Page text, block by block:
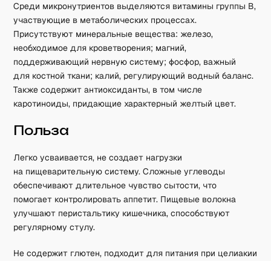
Среди микронутриентов выделяются витамины группы B,
участвующие в метаболических процессах.
Присутствуют минеральные вещества: железо,
необходимое для кроветворения; магний,
поддерживающий нервную систему; фосфор, важный
для костной ткани; калий, регулирующий водный баланс.
Также содержит антиоксиданты, в том числе
каротиноиды, придающие характерный желтый цвет.
Польза
Легко усваивается, не создает нагрузки
на пищеварительную систему. Сложные углеводы
обеспечивают длительное чувство сытости, что
помогает контролировать аппетит. Пищевые волокна
улучшают перистальтику кишечника, способствуют
регулярному стулу.
Не содержит глютен, подходит для питания при целиакии